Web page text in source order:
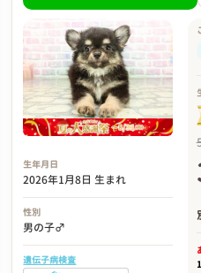
生年月日
2026年1月8日 生まれ
性別
男の子♂
遺伝子病検査